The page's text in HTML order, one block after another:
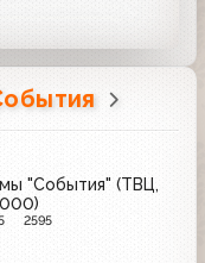
"События" (ТВЦ,
2595